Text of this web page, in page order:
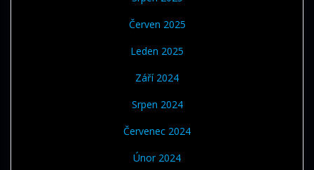
Červen 2025
Leden 2025
Září 2024
Srpen 2024
Červenec 2024
Únor 2024